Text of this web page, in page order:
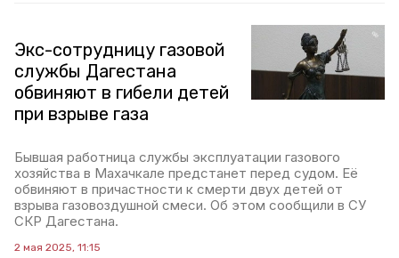
Экс-сотрудницу газовой
службы Дагестана
обвиняют в гибели детей
при взрыве газа
Бывшая работница службы эксплуатации газового
хозяйства в Махачкале предстанет перед судом. Её
обвиняют в причастности к смерти двух детей от
взрыва газовоздушной смеси. Об этом сообщили в СУ
СКР Дагестана.
2 мая 2025, 11:15